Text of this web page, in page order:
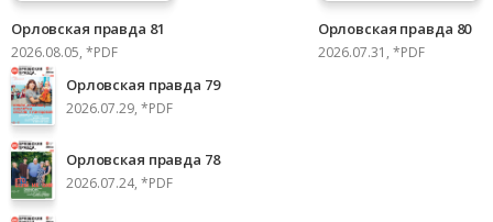
Орловская правда 81
2026.08.05, *PDF
Орловская правда 80
2026.07.31, *PDF
Орловская правда 79
2026.07.29, *PDF
Орловская правда 78
2026.07.24, *PDF